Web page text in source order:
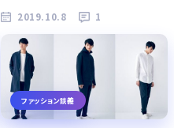
2019.10.8 1
ファッション談義